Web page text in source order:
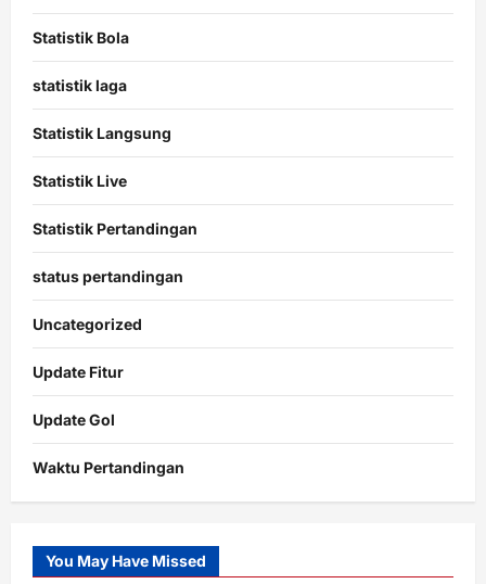
Statistik Bola
statistik laga
Statistik Langsung
Statistik Live
Statistik Pertandingan
status pertandingan
Uncategorized
Update Fitur
Update Gol
Waktu Pertandingan
Slot
Gacor
You May Have Missed